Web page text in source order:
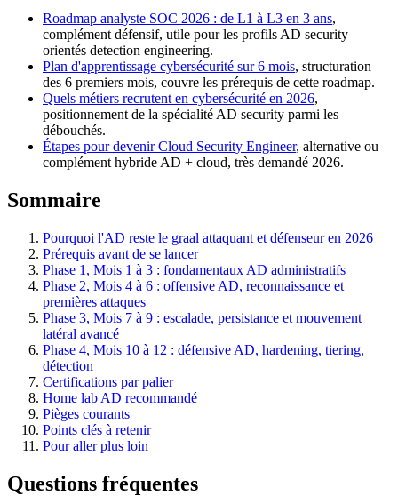
Roadmap analyste SOC 2026 : de L1 à L3 en 3 ans,
complément défensif, utile pour les profils AD security
orientés detection engineering.
Plan d'apprentissage cybersécurité sur 6 mois, structuration
des 6 premiers mois, couvre les prérequis de cette roadmap.
Quels métiers recrutent en cybersécurité en 2026,
positionnement de la spécialité AD security parmi les
débouchés.
Étapes pour devenir Cloud Security Engineer, alternative ou
complément hybride AD + cloud, très demandé 2026.
Sommaire
Pourquoi l'AD reste le graal attaquant et défenseur en 2026
Prérequis avant de se lancer
Phase 1, Mois 1 à 3 : fondamentaux AD administratifs
Phase 2, Mois 4 à 6 : offensive AD, reconnaissance et
premières attaques
Phase 3, Mois 7 à 9 : escalade, persistance et mouvement
latéral avancé
Phase 4, Mois 10 à 12 : défensive AD, hardening, tiering,
détection
Certifications par palier
Home lab AD recommandé
Pièges courants
Points clés à retenir
Pour aller plus loin
Questions fréquentes